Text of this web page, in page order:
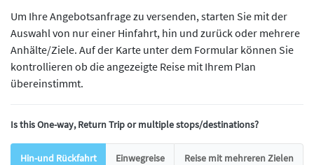
Um Ihre Angebotsanfrage zu versenden, starten Sie mit der
Auswahl von nur einer Hinfahrt, hin und zurück oder mehrere
Anhälte/Ziele. Auf der Karte unter dem Formular können Sie
kontrollieren ob die angezeigte Reise mit Ihrem Plan
übereinstimmt.
Is this One-way, Return Trip or multiple stops/destinations?
Hin-und Rückfahrt Einwegreise Reise mit mehreren Zielen